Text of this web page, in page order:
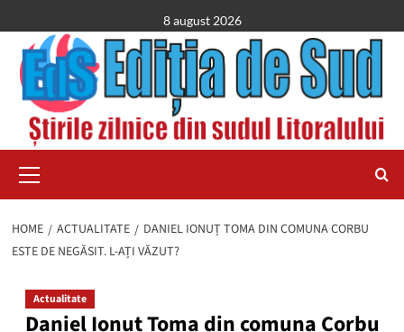
to
content
8 august 2026
Menu
HOME ACTUALITATE
DANIEL IONUȚ TOMA DIN COMUNA CORBU
ESTE DE NEGĂSIT. L-AȚI VĂZUT?
Actualitate
Daniel Ionuț Toma din comuna Corbu